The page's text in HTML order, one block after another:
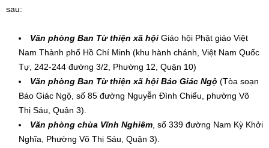
sau:
Văn phòng Ban Từ thiện xã hội Giáo hội Phật giáo Việt
Nam Thành phố Hồ Chí Minh (khu hành chánh, Việt Nam Quốc
Tự, 242-244 đường 3/2, Phường 12, Quận 10)
Văn phòng Ban Từ thiện xã hội Báo Giác Ngộ (Tòa soạn
Báo Giác Ngộ, số 85 đường Nguyễn Đình Chiểu, phường Võ
Thị Sáu, Quận 3).
Văn phòng chùa Vĩnh Nghiêm , số 339 đường Nam Kỳ Khởi
Nghĩa, Phường Võ Thị Sáu, Quận 3).